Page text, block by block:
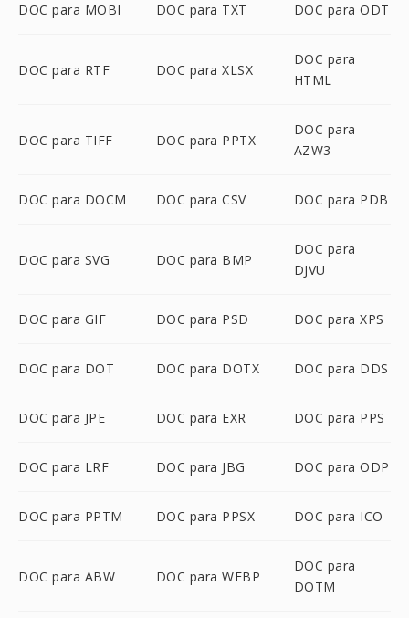
DOC para MOBI DOC para TXT DOC para ODT
DOC para RTF DOC para XLSX
DOC para
HTML
DOC para TIFF DOC para PPTX
DOC para
AZW3
DOC para DOCM DOC para CSV DOC para PDB
DOC para SVG DOC para BMP
DOC para
DJVU
DOC para GIF DOC para PSD DOC para XPS
DOC para DOT DOC para DOTX DOC para DDS
DOC para JPE DOC para EXR DOC para PPS
DOC para LRF DOC para JBG DOC para ODP
DOC para PPTM DOC para PPSX DOC para ICO
DOC para ABW DOC para WEBP
DOC para
DOTM